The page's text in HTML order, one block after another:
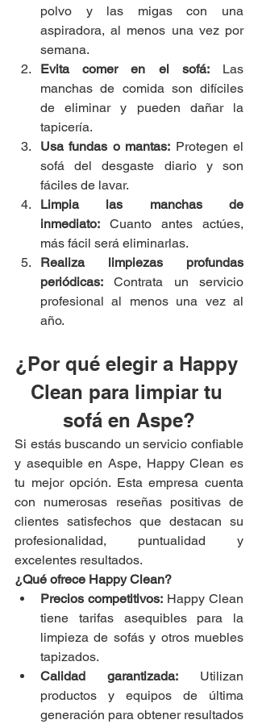
polvo y las migas con una
aspiradora, al menos una vez por
semana.
Evita comer en el sofá: Las
manchas de comida son difíciles
de eliminar y pueden dañar la
tapicería.
Usa fundas o mantas: Protegen el
sofá del desgaste diario y son
fáciles de lavar.
Limpia las manchas de
inmediato: Cuanto antes actúes,
más fácil será eliminarlas.
Realiza limpiezas profundas
periódicas: Contrata un servicio
profesional al menos una vez al
año.
¿Por qué elegir a Happy
Clean para limpiar tu
sofá en Aspe?
Si estás buscando un servicio confiable
y asequible en Aspe, Happy Clean es
tu mejor opción. Esta empresa cuenta
con numerosas reseñas positivas de
clientes satisfechos que destacan su
profesionalidad, puntualidad y
excelentes resultados.
¿Qué ofrece Happy Clean?
Precios competitivos: Happy Clean
tiene tarifas asequibles para la
limpieza de sofás y otros muebles
tapizados.
Calidad garantizada: Utilizan
productos y equipos de última
generación para obtener resultados